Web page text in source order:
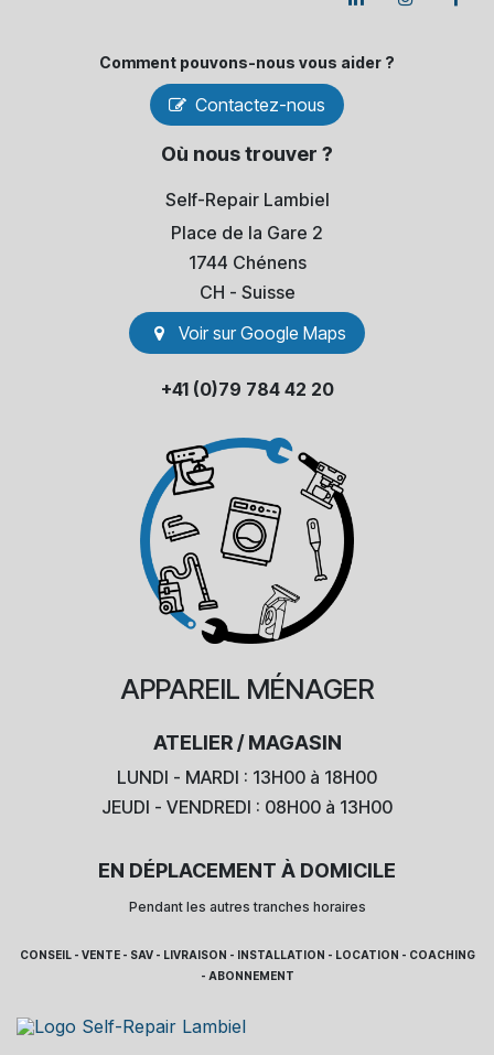
Comment pouvons-​nous vous aider ?
Contactez-nous
Où nous trouver ?
Self-Repair Lambiel
Place de la Gare 2
1744 Chénens
​CH - Suisse
Voir sur Go​​ogle Maps
+41 (0)79 784 42 20
APPAREIL MÉNAGER
ATELIER / MAGASIN
LUNDI - MARDI : 13H00 à 18H00
JEUDI - VENDREDI : 08H00 à 13H00
EN DÉPLACEMENT À DOMICILE
Pendant les autres tranches horaires
CONSEIL - VENTE - SAV - LIVRAISON - INSTALLATION - LOCATION - COACHING
- ABONNEMENT